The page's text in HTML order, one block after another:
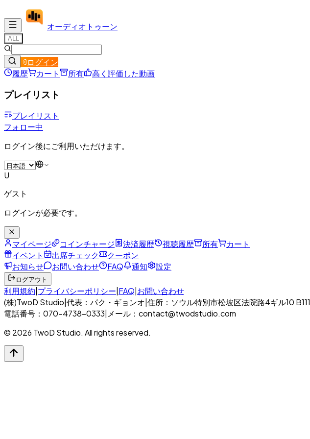
オーディオ トゥーン
ALL
ログイン
履歴
カート 所有 高く評価した動画
プレイリスト
プレイリスト
フォロー中
ログイン後にご利用いただけます。
U
ゲスト
ログインが必要です。
マイページ コインチャージ 決済履歴 視聴履歴 所有
カート
イベント
出席チェック
クーポン
お知らせ
お問い合わせ FAQ 通知 設定
ログアウト
利用規約 プライバシーポリシー FAQ お問い合わせ
(株)TwoD Studio 代表：パク・ギョンオ 住所：ソウル特別市松坡区法院路4ギル10 B111
電話番号：070-4738-0333 メール：contact@twodstudio.com
© 2026 TwoD Studio. All rights reserved.